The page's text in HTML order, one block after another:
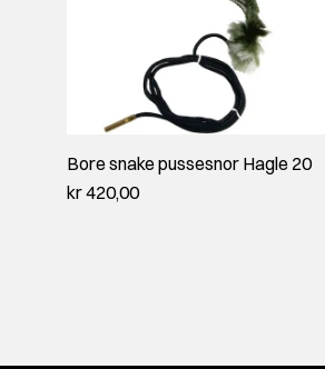
Bore snake pussesnor Hagle 20
kr 420,00